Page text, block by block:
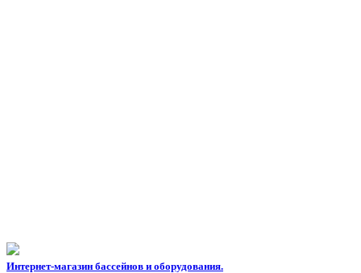
Интернет-магазин бассейнов и оборудования.